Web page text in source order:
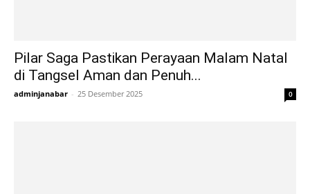
Pilar Saga Pastikan Perayaan Malam Natal
di Tangsel Aman dan Penuh...
adminjanabar - 25 Desember 2025 0